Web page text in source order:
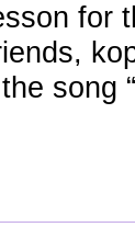
for
song